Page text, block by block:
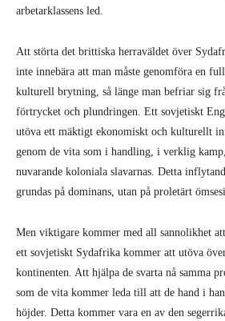
arbetarklassens led.
Att störta det brittiska herraväldet över
inte innebära att man måste genomföra en
kulturell brytning, så länge man befriar sig
förtrycket och plundringen. Ett sovjetiskt
utöva ett mäktigt ekonomiskt och kulturellt
genom de vita som i handling, i verklig
nuvarande koloniala slavarnas. Detta
grundas på dominans, utan på proletärt
Men viktigare kommer med all sannolikhet
ett sovjetiskt Sydafrika kommer att utöva
kontinenten. Att hjälpa de svarta nå samma
som de vita kommer leda till att de hand i
höjder. Detta kommer vara en av den